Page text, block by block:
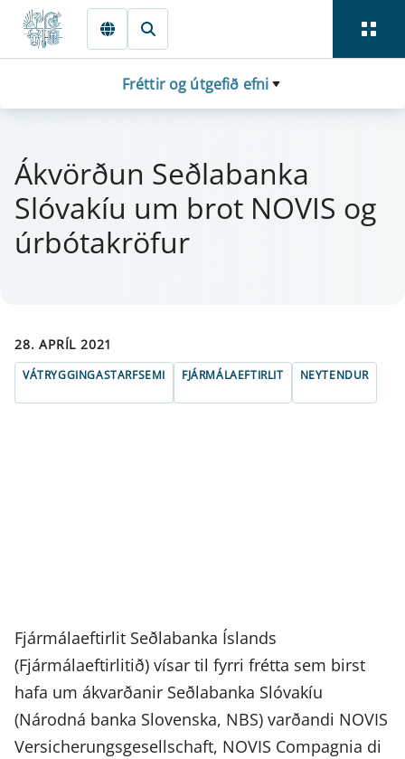
Fara beint í Meginmál
Fréttir og útgefið efni
Ákvörðun Seðlabanka
Slóvakíu um brot NOVIS og
úr­bóta­krö­f­ur
28. APRÍL 2021
VÁTRYGGINGASTARFSEMI FJÁRMÁLAEFTIRLIT NEYTENDUR
Fjármálaeftirlit Seðlabanka Íslands
(Fjármálaeftirlitið) vísar til fyrri frétta sem birst
hafa um ákvarðanir Seðlabanka Slóvakíu
(Národná banka Slovenska, NBS) varðandi NOVIS
Versicherungsgesellschaft, NOVIS Compagnia di